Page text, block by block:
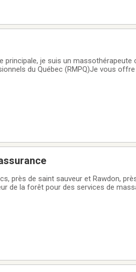
principale, je suis un massothérapeute
du Québec (RMPQ)Je vous
de la forêt pour des services de